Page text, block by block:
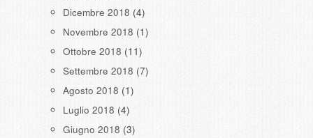
Dicembre 2018 (4)
Novembre 2018 (1)
Ottobre 2018 (11)
Settembre 2018 (7)
Agosto 2018 (1)
Luglio 2018 (4)
Giugno 2018 (3)